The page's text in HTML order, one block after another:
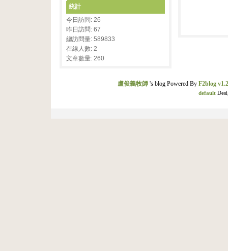
統計
今日訪問: 26
昨日訪問: 67
總訪問量: 589833
在線人數: 2
文章數量: 260
盧俊義牧師's blog Powered By F2blog
default